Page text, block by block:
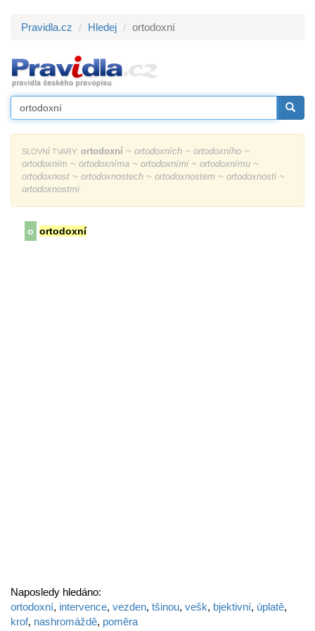
Pravidla.cz Hledej ortodoxní
SLOVNÍ TVARY: ortodoxní ~ ortodoxních ~ ortodoxního ~
ortodoxním ~ ortodoxníma ~ ortodoxními ~ ortodoxnímu ~
ortodoxnost ~ ortodoxnostech ~ ortodoxnostem ~ ortodoxnosti ~
ortodoxnostmi
o ortodoxní
Naposledy hledáno:
ortodoxní, intervence, vezden, tšinou, vešk, bjektivní, úplatě,
krof, nashromáždě, poměra